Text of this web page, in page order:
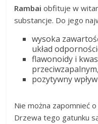
Rambai obfituje w
substancje. Do jego
wysoka
układ
flawonoidy i
przeciwzapalnym,
pozytywny
Nie można zapomnieć
Drzewa tego gatunku